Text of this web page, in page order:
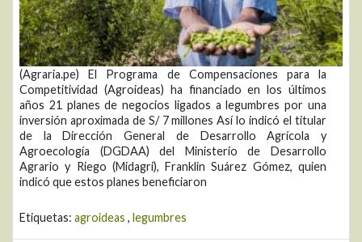
(Agraria.pe) El Programa de Compensaciones para la
Competitividad (Agroideas) ha financiado en los últimos
años 21 planes de negocios ligados a legumbres por una
inversión aproximada de S/ 7 millones Así lo indicó el titular
de la Dirección General de Desarrollo Agrícola y
Agroecología (DGDAA) del Ministerio de Desarrollo
Agrario y Riego (Midagri), Franklin Suárez Gómez, quien
indicó que estos planes beneficiaron
Etiquetas: agroideas , legumbres